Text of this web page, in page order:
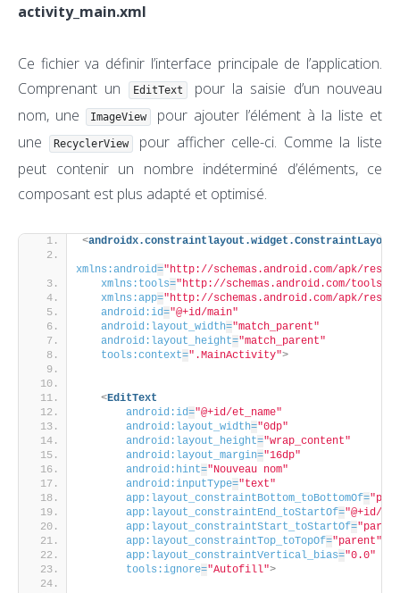
activity_main.xml
Ce fichier va définir l’interface principale de l’application.
Comprenant un
EditText pour la saisie d’un nouveau
nom, une
ImageView
pour ajouter l’élément à la liste et
une
RecyclerView pour afficher celle-ci. Comme la liste
peut contenir un nombre indéterminé d’éléments, ce
composant est plus adapté et optimisé.
<androidx.constraintlayout.widget.ConstraintLayout
xmlns:android="http://schemas.android.com/apk/res/
xmlns:tools="http://schemas.android.com/tools"
xmlns:app="http://schemas.android.com/apk/res-
android:id="@+id/main"
android:layout_width="match_parent"
android:layout_height="match_parent"
tools:context=".MainActivity">
<EditText
android:id="@+id/et_name"
android:layout_width="0dp"
android:layout_height="wrap_content"
android:layout_margin="16dp"
android:hint="Nouveau nom"
android:inputType="text"
app:layout_constraintBottom_toBottomOf=
app:layout_constraintEnd_toStartOf="@+id/
app:layout_constraintStart_toStartOf=
app:layout_constraintTop_toTopOf="parent"
app:layout_constraintVertical_bias="0.0"
tools:ignore="Autofill">